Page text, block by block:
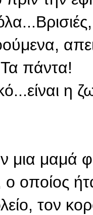
πάντα!
η
μια μαμά
ο οποίος
τον